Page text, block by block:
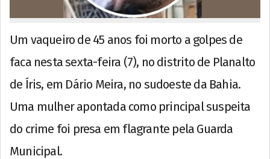
Um vaqueiro de 45 anos foi morto a golpes de
faca nesta sexta-feira (7), no distrito de Planalto
de Íris, em Dário Meira, no sudoeste da Bahia.
Uma mulher apontada como principal suspeita
do crime foi presa em flagrante pela Guarda
Municipal.